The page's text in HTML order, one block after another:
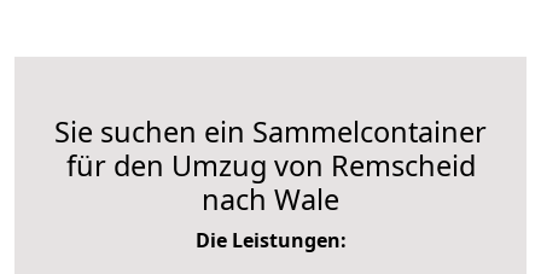
Sie suchen ein Sammelcontainer
für den Umzug von Remscheid
nach Wale
Die Leistungen: